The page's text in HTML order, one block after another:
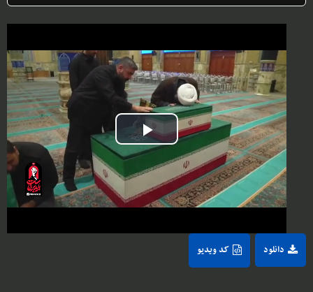
Play
Video
کد ویدیو دانلود